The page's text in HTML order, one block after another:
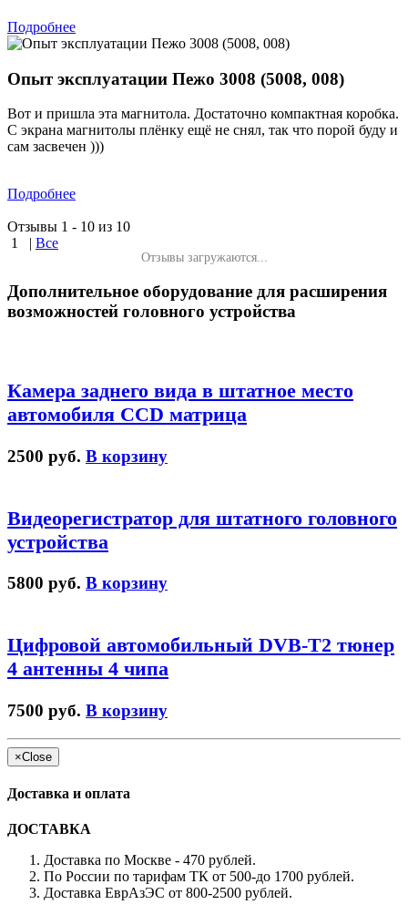
Подробнее
Опыт эксплуатации Пежо 3008 (5008, 008)
Вот и пришла эта магнитола. Достаточно компактная коробка.
С экрана магнитолы плёнку ещё не снял, так что порой буду и
сам засвечен )))
Подробнее
Отзывы 1 - 10 из 10
1
| Все
Отзывы загружаются...
Дополнительное оборудование для расширения
возможностей головного устройства
Камера заднего вида в штатное место
автомобиля CCD матрица
2500 руб. В корзину
Видеорегистратор для штатного головного
устройства
5800 руб. В корзину
Цифровой автомобильный DVB-T2 тюнер
4 антенны 4 чипа
7500 руб. В корзину
×Close
Доставка и оплата
ДОСТАВКА
Доставка по Москве - 470 рублей.
По России по тарифам ТК от 500-до 1700 рублей.
Доставка ЕврАзЭС от 800-2500 рублей.